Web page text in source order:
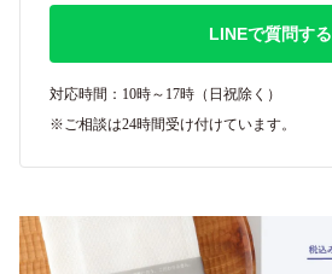
LINEで質問する
対応時間：10時～17時（日祝除く）
※ご相談は24時間受け付けています。